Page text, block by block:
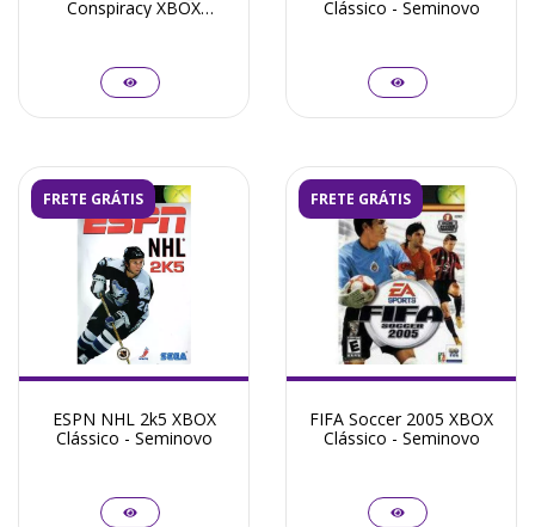
Conspiracy XBOX
Clássico - Seminovo
FRETE GRÁTIS
ESPN NHL 2k5 XBOX
Clássico - Seminovo
FRETE GRÁTIS
FIFA Soccer 2005 XBOX
Clássico - Seminovo